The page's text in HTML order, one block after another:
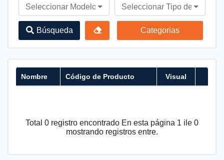
Seleccionar Modelo de VehículoSeleccionar Tipo de
Búsqueda Categorias
Nombre Código de Producto Visual
Total 0 registro encontrado En esta página 1 ile 0
mostrando registros entre.